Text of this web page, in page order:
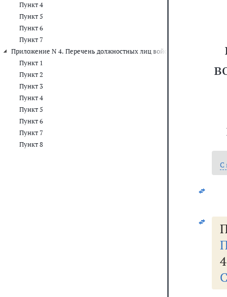
Пункт 4
Пункт 5
Пункт 6
Пункт 7
Приложение N 4. Перечень должностных лиц войск национальной
Пункт 1
Пункт 2
Пункт 3
Пункт 4
Пункт 5
Пункт 6
Пункт 7
Пункт 8
С